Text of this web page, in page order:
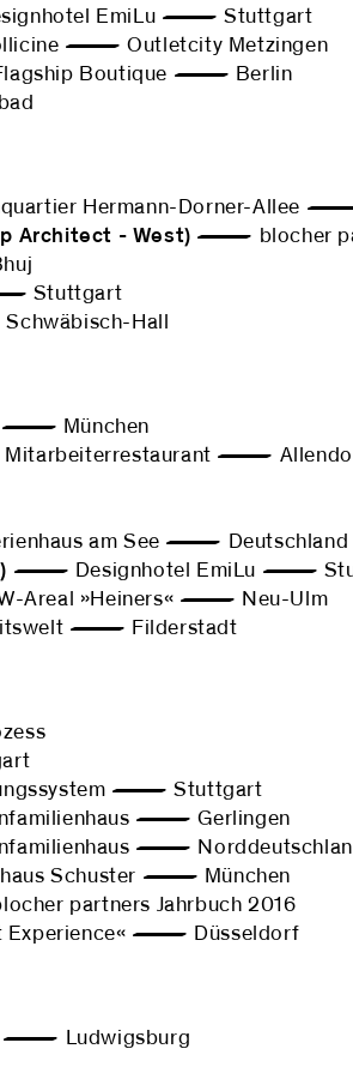
EmiLu — Stuttgart
— Outletcity Metzingen
Boutique — Berlin
Hermann-Dorner-Allee
Architect - West) — blocher
Stuttgart
Hall
München
—
am See — Deutschland
— Designhotel EmiLu —
»Heiners« — Neu-Ulm
— Filderstadt
— Stuttgart
— Gerlingen
—
Schuster — München
partners Jahrbuch 2016
Experience« — Düsseldorf
— Ludwigsburg